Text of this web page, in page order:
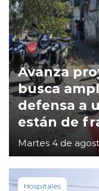
Avanza
busca
defensa a
están de
Martes 4 de
Hospitales